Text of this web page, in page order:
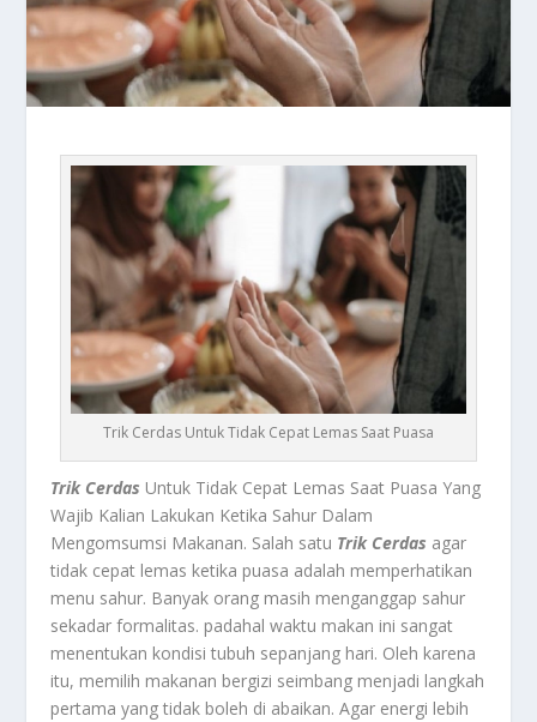
Trik Cerdas Untuk Tidak Cepat Lemas Saat Puasa
Trik Cerdas Untuk Tidak Cepat Lemas Saat Puasa Yang
Wajib Kalian Lakukan Ketika Sahur Dalam
Mengomsumsi Makanan. Salah satu Trik Cerdas agar
tidak cepat lemas ketika puasa adalah memperhatikan
menu sahur. Banyak orang masih menganggap sahur
sekadar formalitas. padahal waktu makan ini sangat
menentukan kondisi tubuh sepanjang hari. Oleh karena
itu, memilih makanan bergizi seimbang menjadi langkah
pertama yang tidak boleh di abaikan. Agar energi lebih